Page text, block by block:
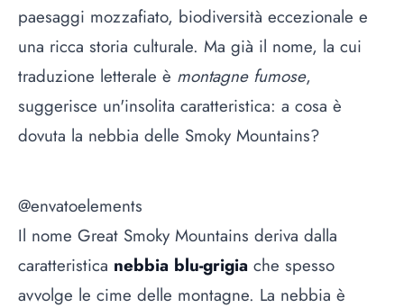
paesaggi mozzafiato, biodiversità eccezionale e
una ricca storia culturale. Ma già il nome, la cui
traduzione letterale è montagne fumose,
suggerisce un'insolita caratteristica: a cosa è
dovuta la nebbia delle Smoky Mountains?
@envatoelements
Il nome Great Smoky Mountains deriva dalla
caratteristica nebbia blu-grigia che spesso
avvolge le cime delle montagne. La nebbia è